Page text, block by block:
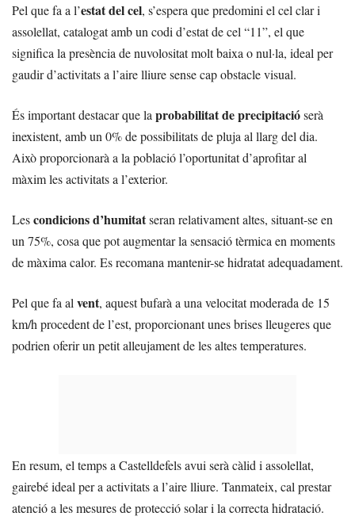
Pel que fa a l’estat del cel, s’espera que predomini el cel clar i
assolellat, catalogat amb un codi d’estat de cel “11”, el que
significa la presència de nuvolositat molt baixa o nul·la, ideal per
gaudir d’activitats a l’aire lliure sense cap obstacle visual.
És important destacar que laprobabilitat de precipitacióserà
inexistent, amb un 0% de possibilitats de pluja al llarg del dia.
Això proporcionarà a la població l’oportunitat d’aprofitar al
màxim les activitats a l’exterior.
Lescondicions d’humitatseran relativament altes, situant-se en
un 75%, cosa que pot augmentar la sensació tèrmica en moments
de màxima calor. Es recomana mantenir-se hidratat adequadament.
Pel que fa alvent, aquest bufarà a una velocitat moderada de 15
km/h procedent de l’est, proporcionant unes brises lleugeres que
podrien oferir un petit alleujament de les altes temperatures.
En resum, el temps a Castelldefels avui serà càlid i assolellat,
gairebé ideal per a activitats a l’aire lliure. Tanmateix, cal prestar
atenció a les mesures de protecció solar i la correcta hidratació.